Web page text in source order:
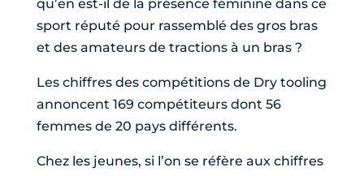
qu’en est-il de la présence féminine dans ce
sport réputé pour rassemblé des gros bras
et des amateurs de tractions à un bras ?
Les chiffres des compétitions de Dry tooling
annoncent 169 compétiteurs dont 56
femmes de 20 pays différents.
Chez les jeunes, si l’on se réfère aux chiffres